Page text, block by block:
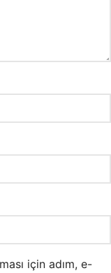
için adım, e-